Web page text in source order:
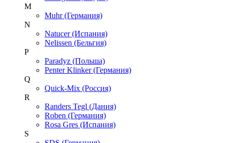
M
Muhr (Германия)
N
Natucer (Испания)
Nelissen (Бельгия)
P
Paradyz (Польша)
Penter Klinker (Германия)
Q
Quick-Mix (Россия)
R
Randers Tegl (Дания)
Roben (Германия)
Rosa Gres (Испания)
S